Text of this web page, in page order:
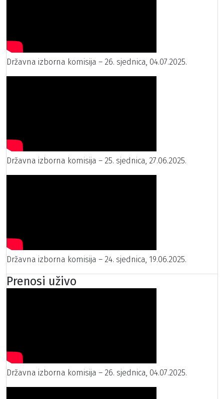
Državna izborna komisija – 26. sjednica, 04.07.2025.
Državna izborna komisija – 25. sjednica, 27.06.2025.
Državna izborna komisija – 24. sjednica, 19.06.2025.
Prenosi uživo
Državna izborna komisija – 26. sjednica, 04.07.2025.